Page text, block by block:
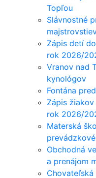
Topľou
Slávnostné
Zápis detí
rok 2026/
Vranov nad
kynológov
Fontána
Zápis
rok 2026/
Materská
Obchodná
a prenájom